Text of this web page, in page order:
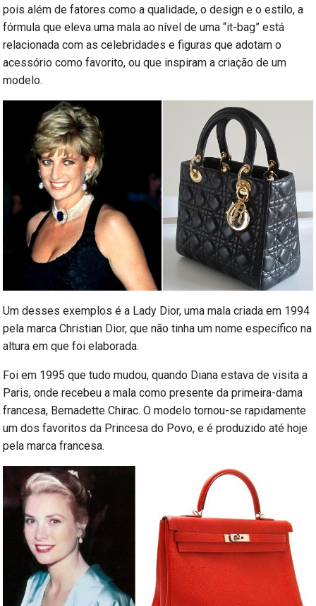
pois além de fatores como a qualidade, o design e o estilo, a
fórmula que eleva uma mala ao nível de uma “it-bag” está
relacionada com as celebridades e figuras que adotam o
acessório como favorito, ou que inspiram a criação de um
modelo.
Um desses exemplos é a Lady Dior, uma mala criada em 1994
pela marca Christian Dior, que não tinha um nome específico na
altura em que foi elaborada.
Foi em 1995 que tudo mudou, quando Diana estava de visita a
Paris, onde recebeu a mala como presente da primeira-dama
francesa, Bernadette Chirac. O modelo tornou-se rapidamente
um dos favoritos da Princesa do Povo, e é produzido até hoje
pela marca francesa.